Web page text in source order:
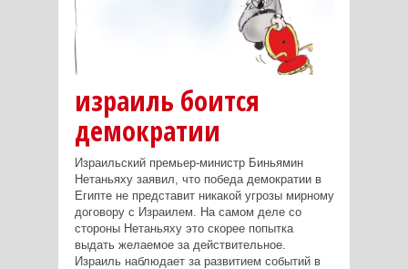
израиль боится
демократии
Израильский премьер-министр Биньямин
Нетаньяху заявил, что победа демократии в
Египте не представит никакой угрозы мирному
договору с Израилем. На самом деле со
стороны Нетаньяху это скорее попытка
выдать желаемое за действительное.
Израиль наблюдает за развитием событий в